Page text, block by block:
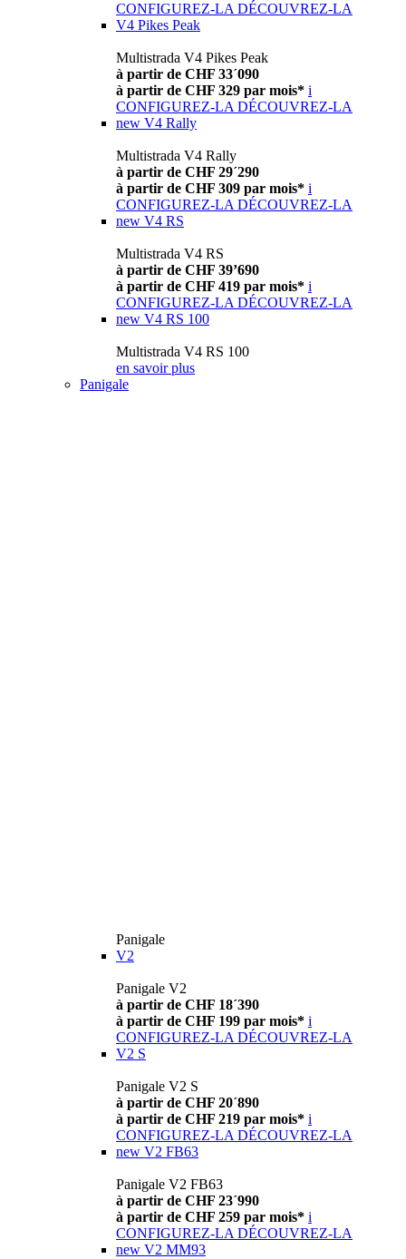
CONFIGUREZ-LA DÉCOUVREZ-LA
V4 Pikes Peak
Multistrada V4 Pikes Peak
à partir de CHF 33´090
à partir de CHF 329 par mois* i
CONFIGUREZ-LA DÉCOUVREZ-LA
new V4 Rally
Multistrada V4 Rally
à partir de CHF 29´290
à partir de CHF 309 par mois* i
CONFIGUREZ-LA DÉCOUVREZ-LA
new V4 RS
Multistrada V4 RS
à partir de CHF 39’690
à partir de CHF 419 par mois* i
CONFIGUREZ-LA DÉCOUVREZ-LA
new V4 RS 100
Multistrada V4 RS 100
en savoir plus
Panigale
Panigale
V2
Panigale V2
à partir de CHF 18´390
à partir de CHF 199 par mois* i
CONFIGUREZ-LA DÉCOUVREZ-LA
V2 S
Panigale V2 S
à partir de CHF 20´890
à partir de CHF 219 par mois* i
CONFIGUREZ-LA DÉCOUVREZ-LA
new V2 FB63
Panigale V2 FB63
à partir de CHF 23´990
à partir de CHF 259 par mois* i
CONFIGUREZ-LA DÉCOUVREZ-LA
new V2 MM93